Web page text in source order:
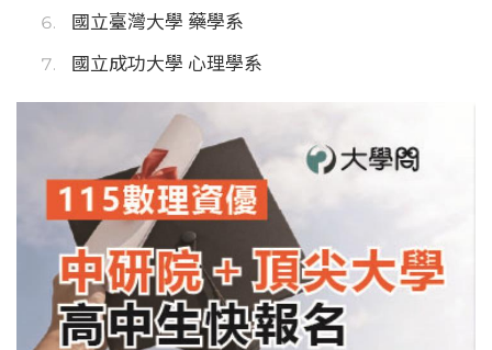
國立臺灣大學 藥學系
國立成功大學 心理學系